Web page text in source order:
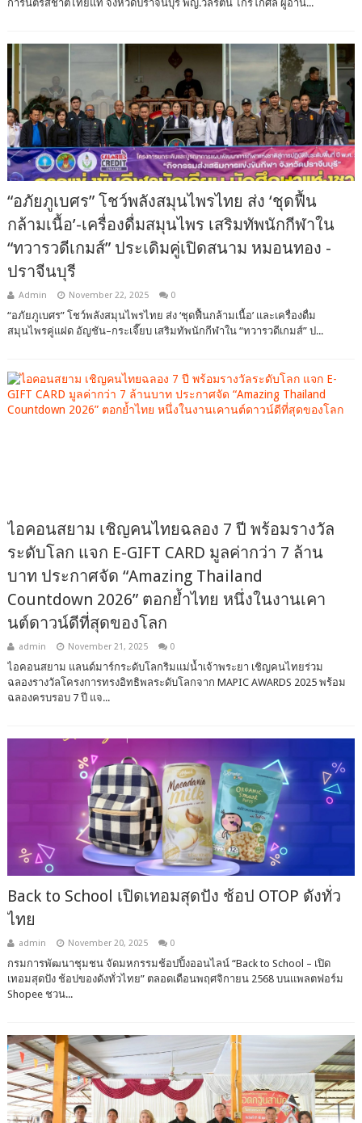
การันตีรสชาติไทยแท้ จังหวัดปราจีนบุรี พญ.วลีรัตน์ ไกรโกศล ผู้อำน...
“อภัยภูเบศร” โชว์พลังสมุนไพรไทย ส่ง ‘ชุดฟื้น
กล้ามเนื้อ’-เครื่องดื่มสมุนไพร​ เสริมทัพนักกีฬาใน
“ทวารวดีเกมส์” ประเดิมคู่เปิดสนาม หมอนทอง -
ปราจีนบุรี
Admin November 22, 2025 0
“อภัยภูเบศร” โชว์พลังสมุนไพรไทย ส่ง ‘ชุดฟื้นกล้ามเนื้อ’ และเครื่องดื่ม
สมุนไพรคู่แฝด อัญชัน–กระเจี๊ยบ เสริมทัพนักกีฬาใน “ทวารวดีเกมส์” ป...
ไอคอนสยาม เชิญคนไทยฉลอง 7 ปี พร้อมรางวัล
ระดับโลก แจก E-GIFT CARD มูลค่ากว่า 7 ล้าน
บาท ประกาศจัด “Amazing Thailand
Countdown 2026” ตอกย้ำไทย หนึ่งในงานเคา
นต์ดาวน์ดีที่สุดของโลก
admin November 21, 2025 0
ไอคอนสยาม แลนด์มาร์กระดับโลกริมแม่น้ำเจ้าพระยา เชิญคนไทยร่วม
ฉลองรางวัลโครงการทรงอิทธิพลระดับโลกจาก MAPIC AWARDS 2025 พร้อม
ฉลองครบรอบ 7 ปี แจ...
Back to School เปิดเทอมสุดปัง ช้อป OTOP ดังทั่ว
ไทย
admin November 20, 2025 0
กรมการพัฒนาชุมชน จัดมหกรรมช้อปปิ้งออนไลน์ “Back to School – เปิด
เทอมสุดปัง ช้อปของดังทั่วไทย” ตลอดเดือนพฤศจิกายน 2568 บนแพลตฟอร์ม
Shopee ชวน...